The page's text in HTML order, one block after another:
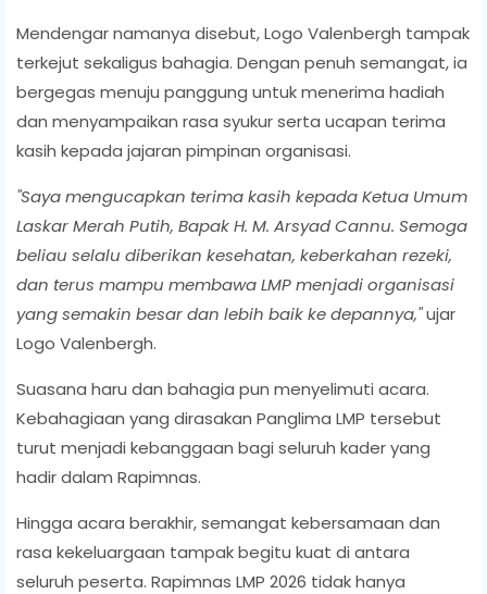
Mendengar namanya disebut, Logo Valenbergh tampak
terkejut sekaligus bahagia. Dengan penuh semangat, ia
bergegas menuju panggung untuk menerima hadiah
dan menyampaikan rasa syukur serta ucapan terima
kasih kepada jajaran pimpinan organisasi.
"Saya mengucapkan terima kasih kepada Ketua Umum
Laskar Merah Putih, Bapak H. M. Arsyad Cannu. Semoga
beliau selalu diberikan kesehatan, keberkahan rezeki,
dan terus mampu membawa LMP menjadi organisasi
yang semakin besar dan lebih baik ke depannya,"ujar
Logo Valenbergh.
Suasana haru dan bahagia pun menyelimuti acara.
Kebahagiaan yang dirasakan Panglima LMP tersebut
turut menjadi kebanggaan bagi seluruh kader yang
hadir dalam Rapimnas.
Hingga acara berakhir, semangat kebersamaan dan
rasa kekeluargaan tampak begitu kuat di antara
seluruh peserta. Rapimnas LMP 2026 tidak hanya